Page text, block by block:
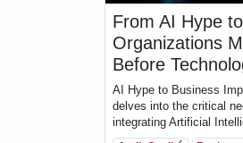
From AI Hype
Organizations
Before
AI Hype to Business
delves into the critical
integrating Artificial
Liens Utiles
Accueil
À-propos
Conseils
Technologies